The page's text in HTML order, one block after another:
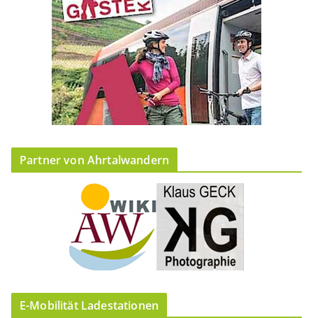
Partner von Ahrtalwandern
E-Mobilität Ladestationen